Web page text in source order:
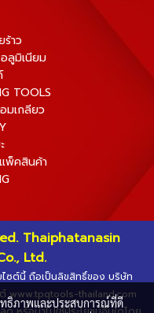
ร้าว
ลูมิเนียม
TOOLS
มเกลียว
พ็คสินค้า
Thaiphatanasin
Ltd.
ซต์นี้ ถือเป็นลิขสิทธิ์ของ บริษัท
www.tpqtools-thailand.com
ทธิภาพและประสบการณ์ที่ดี